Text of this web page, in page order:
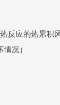
反应的热累积
况）